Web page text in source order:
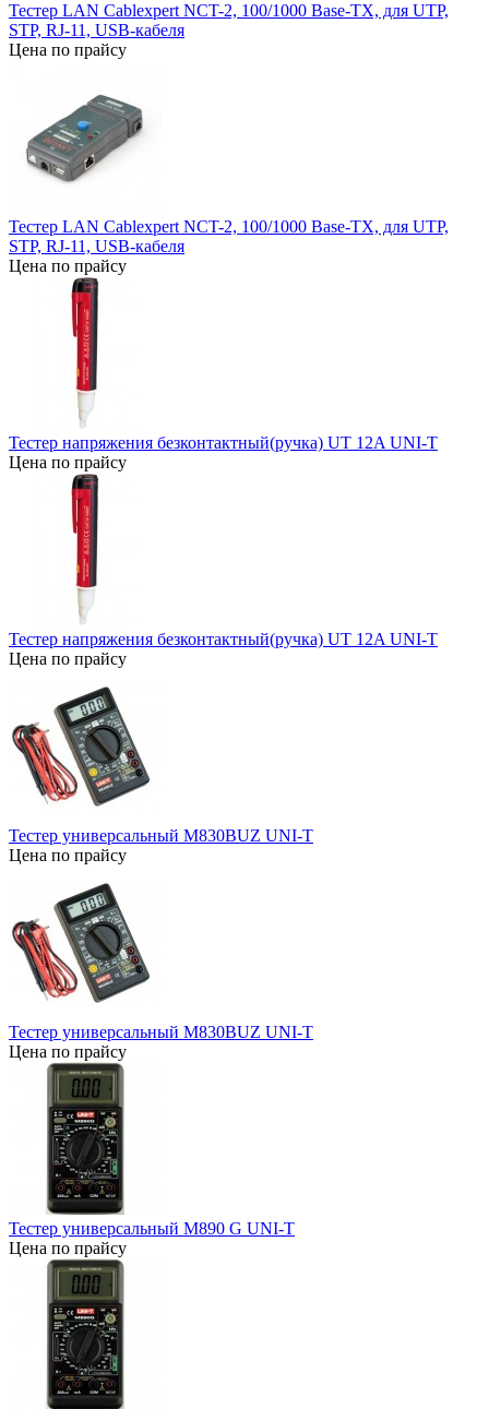
Тестер LAN Cablexpert NCT-2, 100/1000 Base-TX, для UTP,
STP, RJ-11, USB-кабеля
Цена по прайсу
Тестер LAN Cablexpert NCT-2, 100/1000 Base-TX, для UTP,
STP, RJ-11, USB-кабеля
Цена по прайсу
Тестер напряжения безконтактный(ручка) UT 12A UNI-T
Цена по прайсу
Тестер напряжения безконтактный(ручка) UT 12A UNI-T
Цена по прайсу
Тестер универсальный M830BUZ UNI-T
Цена по прайсу
Тестер универсальный M830BUZ UNI-T
Цена по прайсу
Тестер универсальный M890 G UNI-T
Цена по прайсу